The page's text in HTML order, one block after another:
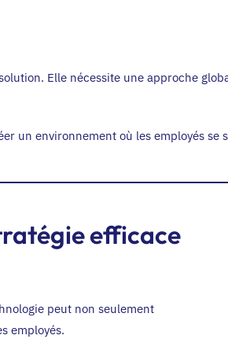
Elle nécessite une approche
un environnement où les employés se
efficace
peut non seulement
employés.